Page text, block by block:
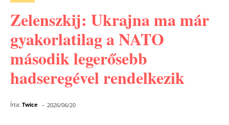
Zelenszkij: Ukrajna ma már
gyakorlatilag a NATO
második legerősebb
hadseregével rendelkezik
Írta: Twice - 2026/06/20